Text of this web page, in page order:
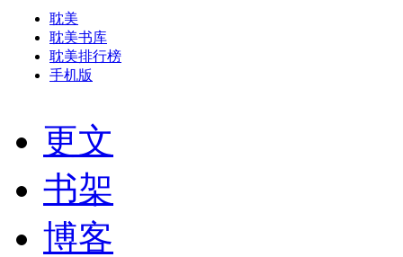
耽美
耽美书库
耽美排行榜
手机版
更文
书架
博客